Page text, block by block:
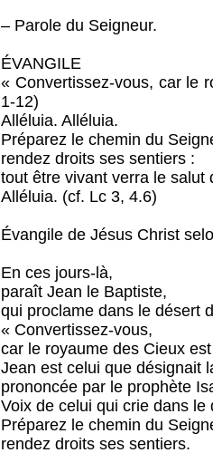
– Parole du Seigneur.
ÉVANGILE
« Convertissez-vous, car le
1-12)
Alléluia. Alléluia.
Préparez le chemin du
rendez droits ses sentiers :
tout être vivant verra le salut
Alléluia. (cf. Lc 3, 4.6)
Évangile de Jésus Christ
En ces jours-là,
paraît Jean le Baptiste,
qui proclame dans le désert
« Convertissez-vous,
car le royaume des Cieux
Jean est celui que désignait
prononcée par le prophète
Voix de celui qui crie dans le
Préparez le chemin du
rendez droits ses sentiers.